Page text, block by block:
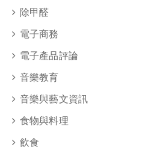
除甲醛
電子商務
電子產品評論
音樂教育
音樂與藝文資訊
食物與料理
飲食